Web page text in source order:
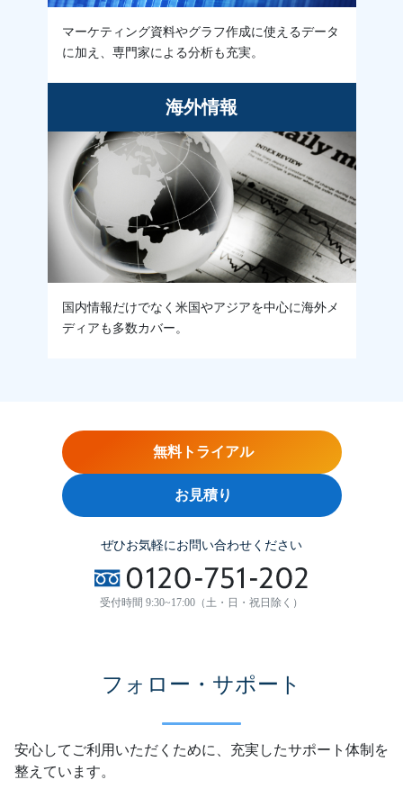
マーケティング資料やグラフ作成に使えるデータ
に加え、専門家による分析も充実。
海外情報
国内情報だけでなく米国やアジアを中心に海外メ
ディアも多数カバー。
無料トライアル
お見積り
ぜひお気軽にお問い合わせください
受付時間 9:30~17:00（土・日・祝日除く）
フォロー・サポート
安心してご利用いただくために、充実したサポート体制を
整えています。